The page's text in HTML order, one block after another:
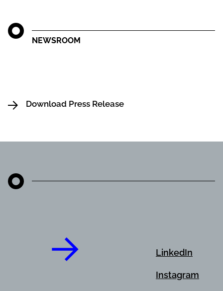
NEWSROOM
Download Press Release
LinkedIn
Instagram